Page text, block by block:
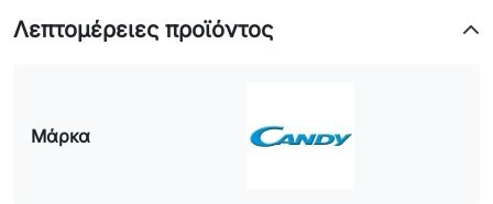
Λεπτομέρειες προϊόντος
Μάρκα